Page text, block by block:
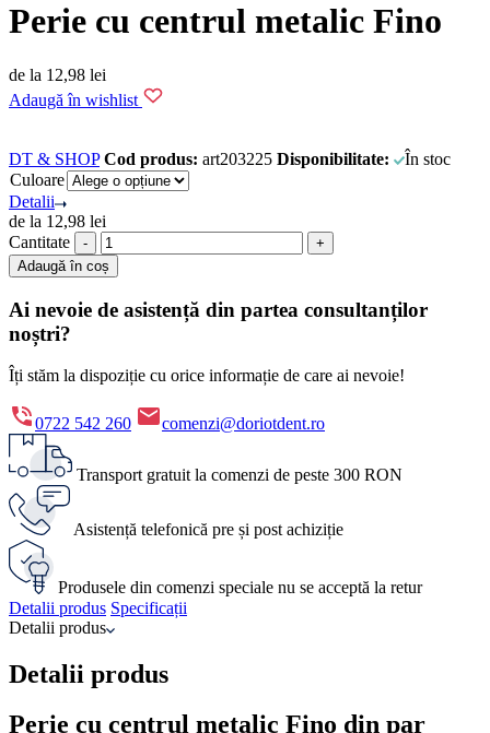
Perie cu centrul metalic Fino
de la 12,98 lei
Adaugă în wishlist
DT & SHOP Cod produs: art203225 Disponibilitate:
În stoc
Culoare
Detalii
de la 12,98 lei
Cantitate
Adaugă în coș
Ai nevoie de asistență din partea consultanților
noștri?
Îți stăm la dispoziție cu orice informație de care ai nevoie!
0722 542 260 comenzi@doriotdent.ro
Transport gratuit la comenzi de peste 300 RON
Asistență telefonică pre și post achiziție
Produsele din comenzi speciale nu se acceptă la retur
Detalii produs Specificații
Detalii produs
Detalii produs
Perie cu centrul metalic Fino din par